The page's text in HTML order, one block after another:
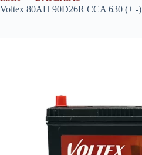
Voltex 80AH 90D26R CCA 630 (+ -)